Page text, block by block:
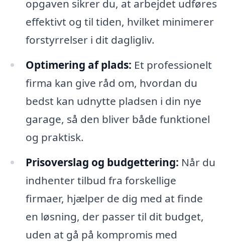
opgaven sikrer du, at arbejdet udføres
effektivt og til tiden, hvilket minimerer
forstyrrelser i dit dagligliv.
Optimering af plads: Et professionelt
firma kan give råd om, hvordan du
bedst kan udnytte pladsen i din nye
garage, så den bliver både funktionel
og praktisk.
Prisoverslag og budgettering: Når du
indhenter tilbud fra forskellige
firmaer, hjælper de dig med at finde
en løsning, der passer til dit budget,
uden at gå på kompromis med